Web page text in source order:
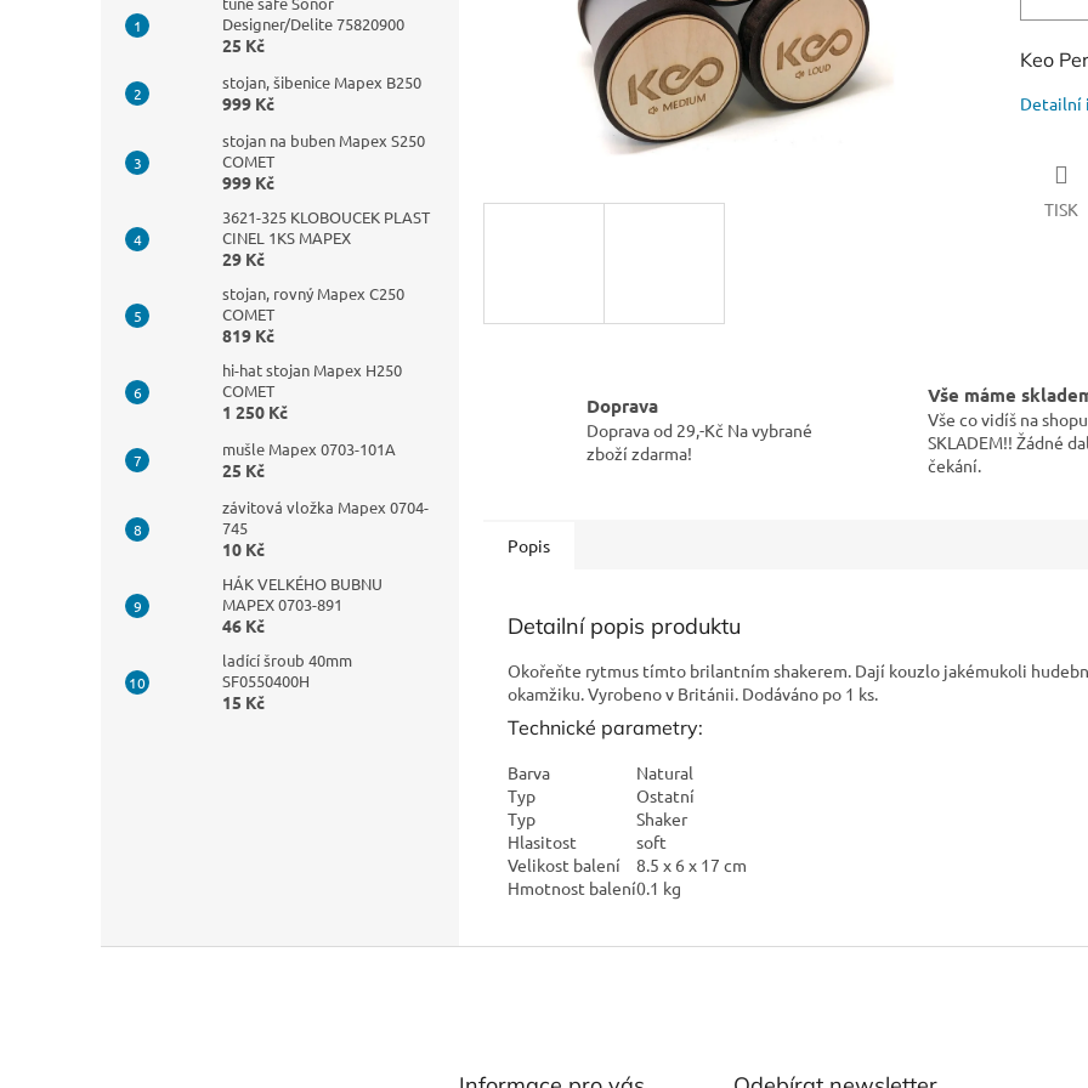
Designer/Delite 75820900
25 Kč
stojan, šibenice Mapex B250
999 Kč
stojan na buben Mapex S250
COMET
999 Kč
3621-325 KLOBOUCEK PLAST
CINEL 1KS MAPEX
29 Kč
stojan, rovný Mapex C250
COMET
819 Kč
hi-hat stojan Mapex H250
COMET
1 250 Kč
mušle Mapex 0703-101A
25 Kč
závitová vložka Mapex 0704-
745
10 Kč
HÁK VELKÉHO BUBNU
MAPEX 0703-891
46 Kč
ladící šroub 40mm
SF0550400H
15 Kč
Keo
Detailní
TISK
Doprava
Doprava od 29,-Kč Na vybrané
zboží zdarma!
Vše máme
Vše co vidíš na
SKLADEM!! Žádné
čekání.
Popis
Detailní popis produktu
Okořeňte rytmus tímto brilantním shakerem. Dají kouzlo jakémukoli
okamžiku. Vyrobeno v Británii. Dodáváno po 1 ks.
Technické parametry:
Barva
Natural
Typ
Ostatní
Typ
Shaker
Hlasitost
soft
Velikost balení
8.5 x 6 x 17 cm
Hmotnost balení0.1 kg